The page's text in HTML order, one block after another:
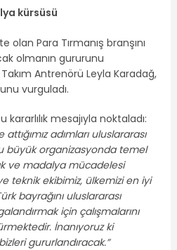
kürsüsü
olan Para Tırmanış branşını
olmanın gururunu
Takım Antrenörü Leyla Karadağ,
vurguladı.
kararlılık mesajıyla noktaladı:
adımları uluslararası
büyük organizasyonda temel
ve madalya mücadelesi
teknik ekibimiz, ülkemizi en iyi
bayrağını uluslararası
için çalışmalarını
İnanıyoruz ki
gururlandıracak.”